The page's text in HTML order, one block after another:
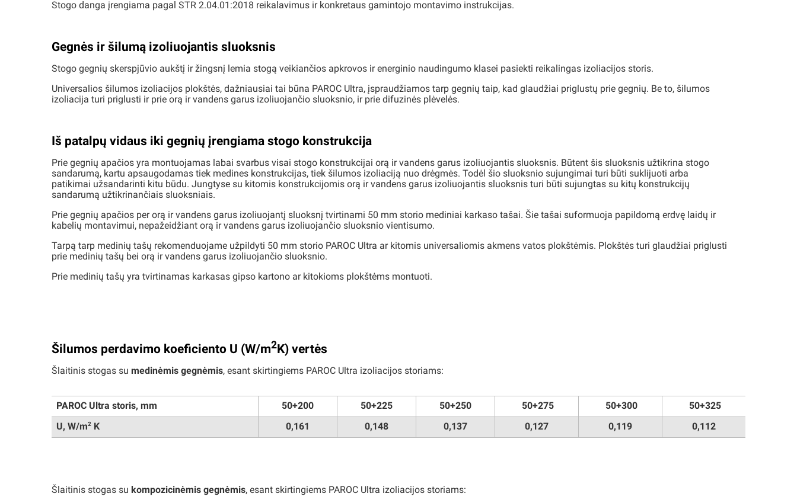
Stogo danga įrengiama pagal STR 2.04.01:2018 reikalavimus ir konkretaus gamintojo montavimo instrukcijas.
Gegnės ir šilumą izoliuojantis sluoksnis
Stogo gegnių skerspjūvio aukštį ir žingsnį lemia stogą veikiančios apkrovos ir energinio naudingumo klasei pasiekti reikalingas izoliacijos storis.
Universalios šilumos izoliacijos plokštės, dažniausiai tai būna PAROC Ultra, įspraudžiamos tarp gegnių taip, kad glaudžiai priglustų prie gegnių. Be to, šilumos
izoliacija turi priglusti ir prie orą ir vandens garus izoliuojančio sluoksnio, ir prie difuzinės plėvelės.
Iš patalpų vidaus iki gegnių įrengiama stogo konstrukcija
Prie gegnių apačios yra montuojamas labai svarbus visai stogo konstrukcijai orą ir vandens garus izoliuojantis sluoksnis. Būtent šis sluoksnis užtikrina stogo
sandarumą, kartu apsaugodamas tiek medines konstrukcijas, tiek šilumos izoliaciją nuo drėgmės. Todėl šio sluoksnio sujungimai turi būti suklijuoti arba
patikimai užsandarinti kitu būdu. Jungtyse su kitomis konstrukcijomis orą ir vandens garus izoliuojantis sluoksnis turi būti sujungtas su kitų konstrukcijų
sandarumą užtikrinančiais sluoksniais.
Prie gegnių apačios per orą ir vandens garus izoliuojantį sluoksnį tvirtinami 50 mm storio mediniai karkaso tašai. Šie tašai suformuoja papildomą erdvę laidų ir
kabelių montavimui, nepažeidžiant orą ir vandens garus izoliuojančio sluoksnio vientisumo.
Tarpą tarp medinių tašų rekomenduojame užpildyti 50 mm storio PAROC Ultra ar kitomis universaliomis akmens vatos plokštėmis. Plokštės turi glaudžiai priglusti
prie medinių tašų bei orą ir vandens garus izoliuojančio sluoksnio.
Prie medinių tašų yra tvirtinamas karkasas gipso kartono ar kitokioms plokštėms montuoti.
Šilumos perdavimo koeficiento U (W/m2 K) vertės
Šlaitinis stogas su medinėmis gegnėmis, esant skirtingiems PAROC Ultra izoliacijos storiams:
PAROC Ultra storis, mm 50+200 50+225 50+250 50+275 50+300 50+325
U, W/m2 K 0,161 0,148 0,137 0,127 0,119 0,112
Šlaitinis stogas su kompozicinėmis gegnėmis, esant skirtingiems PAROC Ultra izoliacijos storiams: